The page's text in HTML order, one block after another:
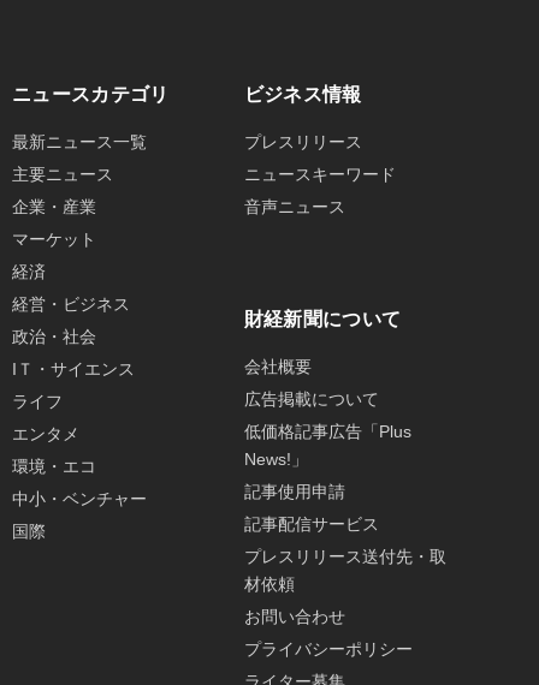
ニュースカテゴリ
最新ニュース一覧
主要ニュース
企業・産業
マーケット
経済
経営・ビジネス
政治・社会
IＴ・サイエンス
ライフ
エンタメ
環境・エコ
中小・ベンチャー
国際
ビジネス情報
プレスリリース
ニュースキーワード
音声ニュース
財経新聞について
会社概要
広告掲載について
低価格記事広告「Plus
News!」
記事使用申請
記事配信サービス
プレスリリース送付先・取
材依頼
お問い合わせ
プライバシーポリシー